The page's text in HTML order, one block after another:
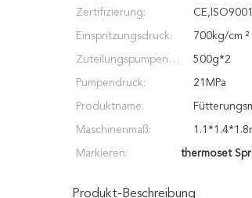
Zertifizierung: CE,ISO9001
Einspritzungsdruck: 700kg/cm ²
Zuteilungspumpenge
schwindigkeit:
500g*2
Pumpendruck: 21MPa
Produktname:
Maschinenmaß:
Markieren: thermoset
Produkt-Beschreibung